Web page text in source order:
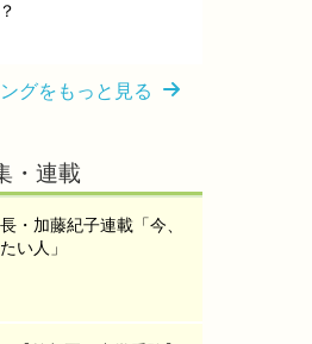
グをもっと見る
・連載
・加藤紀子連載「今、
い人」